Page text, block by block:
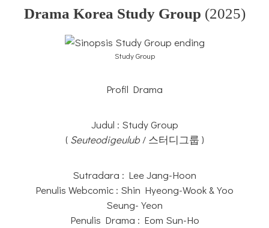
Drama Korea Study Group (2025)
Study Group
Profil Drama
Judul : Study Group
( Seuteodigeulub/ 스터디그룹 )
Sutradara : Lee Jang-Hoon
Penulis Webcomic : Shin Hyeong-Wook & Yoo
Seung-Yeon
Penulis Drama : Eom Sun-Ho